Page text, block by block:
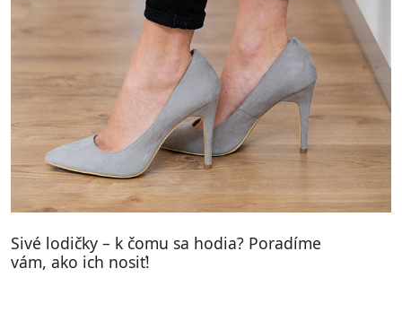
Sivé lodičky – k čomu sa hodia? Poradíme
vám, ako ich nosiť!